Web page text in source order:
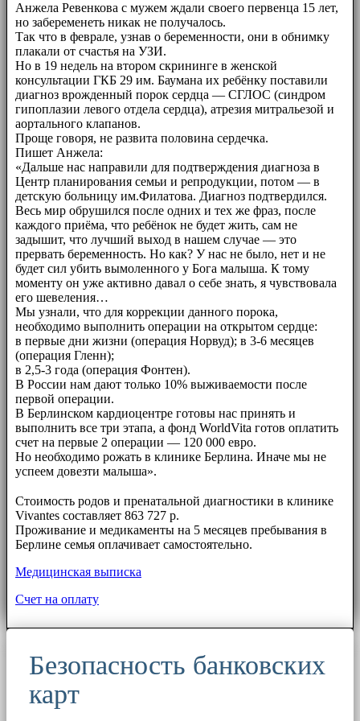
Анжела Ревенкова с мужем ждали своего первенца 15 лет,
но забеременеть никак не получалось.
Так что в феврале, узнав о беременности, они в обнимку
плакали от счастья на УЗИ.
Но в 19 недель на втором скрининге в женской
консультации ГКБ 29 им. Баумана их ребёнку поставили
диагноз врожденный порок сердца — СГЛОС (синдром
гипоплазии левого отдела сердца), атрезия митральезой и
аортального клапанов.
Проще говоря, не развита половина сердечка.
Пишет Анжела:
«Дальше нас направили для подтверждения диагноза в
Центр планирования семьи и репродукции, потом — в
детскую больницу им.Филатова. Диагноз подтвердился.
Весь мир обрушился после одних и тех же фраз, после
каждого приёма, что ребёнок не будет жить, сам не
задышит, что лучший выход в нашем случае — это
прервать беременность. Но как? У нас не было, нет и не
будет сил убить вымоленного у Бога малыша. К тому
моменту он уже активно давал о себе знать, я чувствовала
его шевеления…
Мы узнали, что для коррекции данного порока,
необходимо выполнить операции на открытом сердце:
в первые дни жизни (операция Норвуд); в 3-6 месяцев
(операция Гленн);
в 2,5-3 года (операция Фонтен).
В России нам дают только 10% выживаемости после
первой операции.
В Берлинском кардиоцентре готовы нас принять и
выполнить все три этапа, а фонд WorldVita готов оплатить
счет на первые 2 операции — 120 000 евро.
Но необходимо рожать в клинике Берлина. Иначе мы не
успеем довезти малыша».
Стоимость родов и пренатальной диагностики в клинике
Vivantes составляет 863 727 р.
Проживание и медикаменты на 5 месяцев пребывания в
Берлине семья оплачивает самостоятельно.
Медицинская выписка
Счет на оплату
Безопасность банковских
карт